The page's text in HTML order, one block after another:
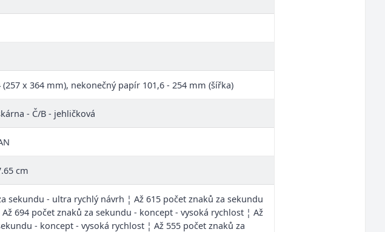
(257 x 364 mm), nekonečný papír 101,6 - 254 mm (šířka)
- Č/B - jehličková
cm
sekundu - ultra rychlý návrh ¦ Až 615 počet znaků za sekundu
694 počet znaků za sekundu - koncept - vysoká rychlost ¦ Až
- koncept - vysoká rychlost ¦ Až 555 počet znaků za